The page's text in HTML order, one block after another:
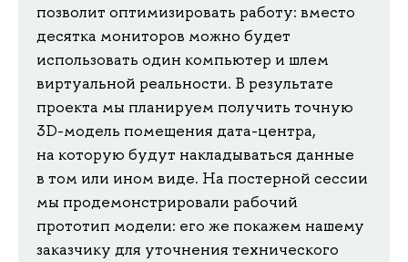
позволит оптимизировать работу: вместо
десятка мониторов можно будет
использовать один компьютер и шлем
виртуальной реальности. В результате
проекта мы планируем получить точную
3D-модель помещения дата-центра,
на которую будут накладываться данные
в том или ином виде. На постерной сессии
мы продемонстрировали рабочий
прототип модели: его же покажем нашему
заказчику для уточнения технического